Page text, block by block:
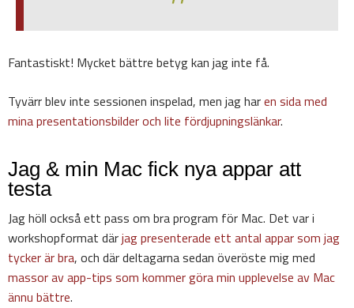
Fantastiskt! Mycket bättre betyg kan jag inte få.
Tyvärr blev inte sessionen inspelad, men jag haren sida med
mina presentationsbilder och lite fördjupningslänkar.
Jag & min Mac fick nya appar att
testa
Jag höll också ett pass om bra program för Mac. Det var i
workshopformat därjag presenterade ett antal appar som jag
tycker är bra, och där deltagarna sedan överöste mig med
massor av app-tips som kommer göra min upplevelse av Mac
ännu bättre.